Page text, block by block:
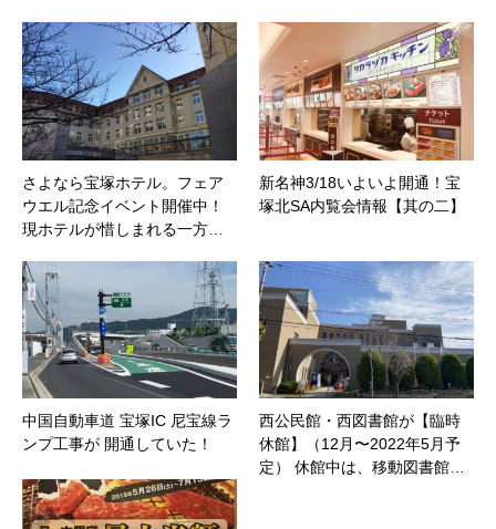
さよなら宝塚ホテル。フェア
ウエル記念イベント開催中！
現ホテルが惜しまれる一方…
新名神3/18いよいよ開通！宝
塚北SA内覧会情報【其の二】
中国自動車道 宝塚IC 尼宝線ラ
ンプ工事が 開通していた！
西公民館・西図書館が【臨時
休館】（12月〜2022年5月予
定） 休館中は、移動図書館…